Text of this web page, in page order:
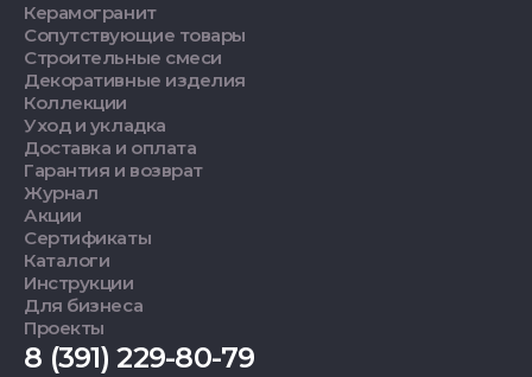
Керамогранит
Сопутствующие товары
Строительные смеси
Декоративные изделия
Коллекции
Уход и укладка
Доставка и оплата
Гарантия и возврат
Журнал
Акции
Сертификаты
Каталоги
Инструкции
Для бизнеса
Проекты
8 (391) 229-80-79